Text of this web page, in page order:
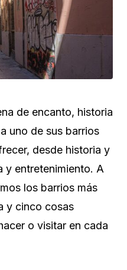
de encanto, historia
uno de sus barrios
desde historia y
y entretenimiento. A
los barrios más
y cinco cosas
o visitar en cada